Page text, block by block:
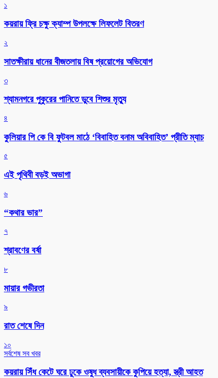
১
কয়রায় ফ্রি চক্ষু ক্যাম্প উপলক্ষে লিফলেট বিতরণ
২
সাতক্ষীরায় ধানের বীজতলায় বিষ প্রয়োগের অভিযোগ
৩
শ্যামনগরে পুকুরের পানিতে ডুবে শিশুর মৃত্যু
৪
কুলিয়ার পি কে বি ফুটবল মাঠে ‘বিবাহিত বনাম অবিবাহিত’ প্রীতি ম্যাচ
৫
এই পৃথিবী বড়ই অভাগা
৬
“কথার ভার”
৭
শ্রাবণের বর্ষা
৮
মায়ার গভীরতা
৯
রাত শেষে দিন
১০
সর্বশেষ সব খবর
কয়রায় সিঁধ কেটে ঘরে ঢুকে ওষুধ ব্যবসায়ীকে কুপিয়ে হত্যা, স্ত্রী আহত